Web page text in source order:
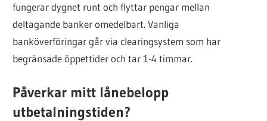
fungerar dygnet runt och flyttar pengar mellan
deltagande banker omedelbart. Vanliga
banköverföringar går via clearingsystem som har
begränsade öppettider och tar 1-4 timmar.
Påverkar mitt lånebelopp
utbetalningstiden?